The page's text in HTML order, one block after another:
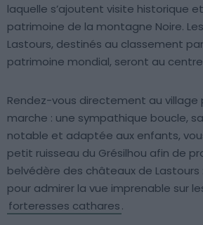
laquelle s’ajoutent visite historique
patrimoine de la montagne Noire.
Lastours, destinés au classement par
patrimoine mondial, seront au
Rendez-vous directement au village
marche : une sympathique boucle,
notable et adaptée aux enfants,
petit ruisseau du Grésilhou afin de
belvédère des châteaux de
pour admirer la vue imprenable sur
forteresses cathares.